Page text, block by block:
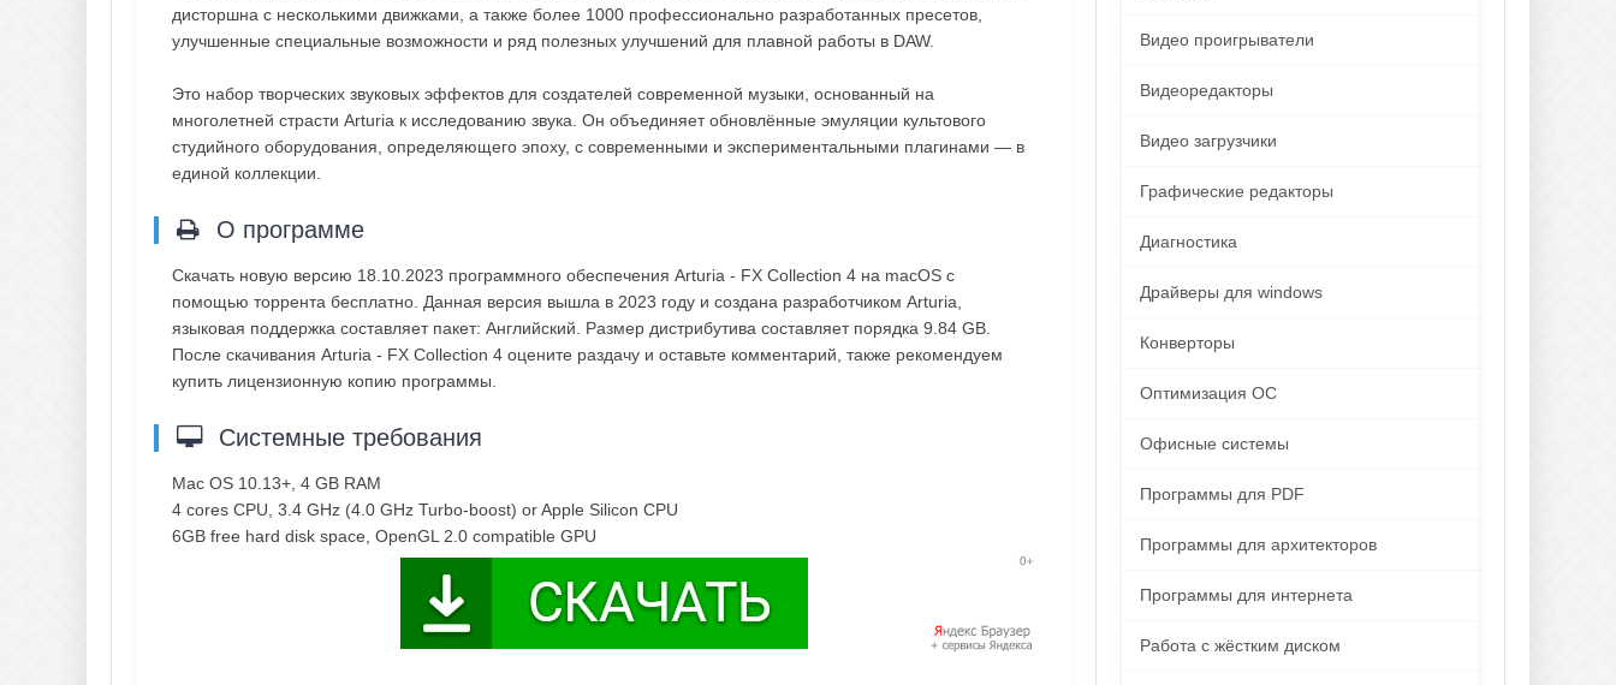
дисторшна с несколькими движками, а также более 1000 профессионально разработанных пресетов,
улучшенные специальные возможности и ряд полезных улучшений для плавной работы в DAW.
Это набор творческих звуковых эффектов для создателей современной музыки, основанный на
многолетней страсти Arturia к исследованию звука. Он объединяет обновлённые эмуляции культового
студийного оборудования, определяющего эпоху, с современными и экспериментальными плагинами — в
единой коллекции.
О программе
Скачать новую версию 18.10.2023 программного обеспечения Arturia - FX Collection 4 на macOS с
помощью торрента бесплатно. Данная версия вышла в 2023 году и создана разработчиком Arturia,
языковая поддержка составляет пакет: Английский. Размер дистрибутива составляет порядка 9.84 GB.
После скачивания Arturia - FX Collection 4 оцените раздачу и оставьте комментарий, также рекомендуем
купить лицензионную копию программы.
Системные требования
Mac OS 10.13+, 4 GB RAM
4 cores CPU, 3.4 GHz (4.0 GHz Turbo-boost) or Apple Silicon CPU
6GB free hard disk space, OpenGL 2.0 compatible GPU
Видео проигрыватели
Видеоредакторы
Видео загрузчики
Графические редакторы
Диагностика
Драйверы для windows
Конверторы
Оптимизация ОС
Офисные системы
Программы для PDF
Программы для архитекторов
Программы для интернета
Работа с жёстким диском